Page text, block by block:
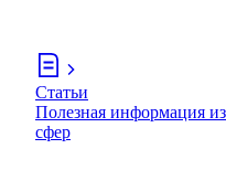
Статьи
Полезная информация
сфер